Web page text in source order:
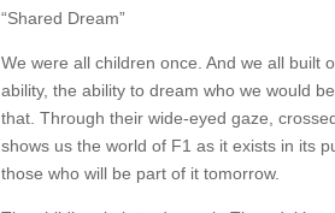
“Shared Dream”
We were all children once. And we all built
ability, the ability to dream who we would
that. Through their wide-eyed gaze,
shows us the world of F1 as it exists in its
those who will be part of it tomorrow.